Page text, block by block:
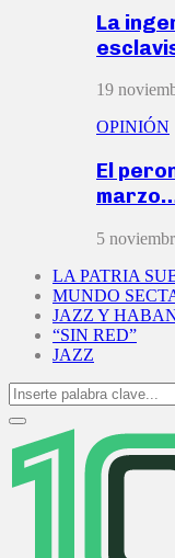
La
19
OPINIÓN
El
5
LA PATRIA
MUNDO
JAZZ Y
“SIN RED”
JAZZ
Search
for:
Primary
Menu